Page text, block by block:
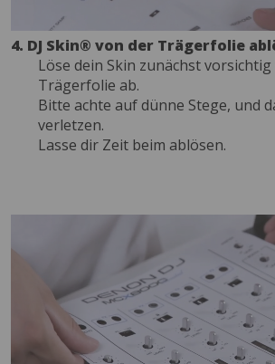
4. DJ Skin® von der Trägerfolie
Löse dein Skin zunächst
Trägerfolie ab.
Bitte achte auf dünne Stege, und
verletzen.
Lasse dir Zeit beim ablösen.